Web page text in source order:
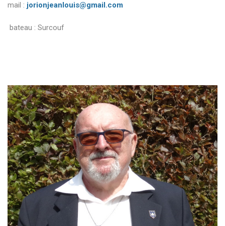
mail : jorionjeanlouis@gmail.com
bateau : Surcouf